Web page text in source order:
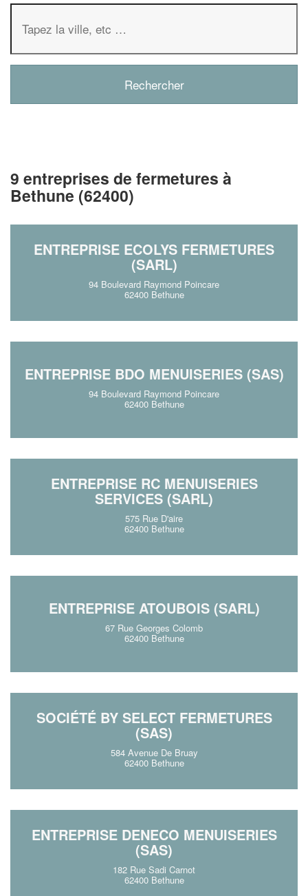
9 entreprises de fermetures à
Bethune (62400)
ENTREPRISE ECOLYS FERMETURES
(SARL)
94 Boulevard Raymond Poincare
62400 Bethune
ENTREPRISE BDO MENUISERIES (SAS)
94 Boulevard Raymond Poincare
62400 Bethune
ENTREPRISE RC MENUISERIES
SERVICES (SARL)
575 Rue D'aire
62400 Bethune
ENTREPRISE ATOUBOIS (SARL)
67 Rue Georges Colomb
62400 Bethune
SOCIÉTÉ BY SELECT FERMETURES
(SAS)
584 Avenue De Bruay
62400 Bethune
ENTREPRISE DENECO MENUISERIES
(SAS)
182 Rue Sadi Carnot
62400 Bethune